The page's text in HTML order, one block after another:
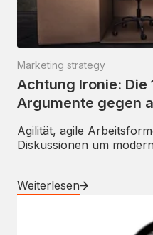
Marketing strategy
Achtung Ironie: Die
Argumente gegen
Agilität, agile
Diskussionen um
Weiterlesen